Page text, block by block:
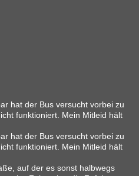
hat der Bus versucht vorbei zu
funktioniert. Mein Mitleid hält
hat der Bus versucht vorbei zu
funktioniert. Mein Mitleid hält
auf der es sonst halbwegs